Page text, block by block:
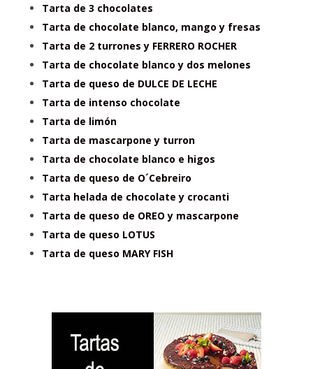
Tarta de 3 chocolates
Tarta de chocolate blanco, mango y fresas
Tarta de 2 turrones y FERRERO ROCHER
Tarta de chocolate blanco y dos melones
Tarta de queso de DULCE DE LECHE
Tarta de intenso chocolate
Tarta de limón
Tarta de mascarpone y turron
Tarta de chocolate blanco e higos
Tarta de queso de O´Cebreiro
Tarta helada de chocolate y crocanti
Tarta de queso de OREO y mascarpone
Tarta de queso LOTUS
Tarta de queso MARY FISH